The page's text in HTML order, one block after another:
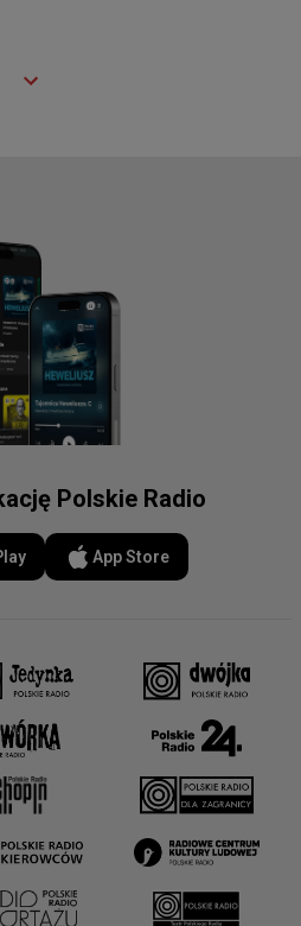
Polskie Radio
App Store